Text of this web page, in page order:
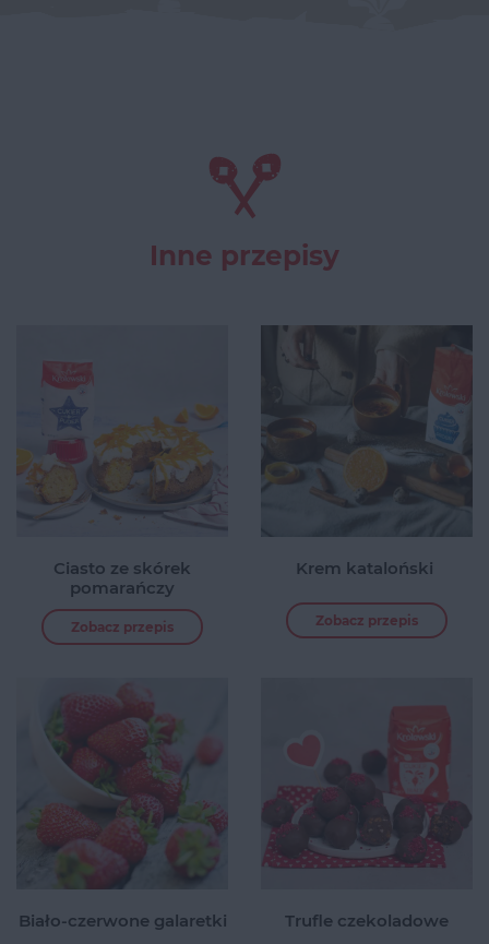
Inne przepisy
Ciasto ze skórek
pomarańczy
Zobacz przepis
Krem kataloński
Zobacz przepis
Biało-czerwone galaretki Trufle czekoladowe